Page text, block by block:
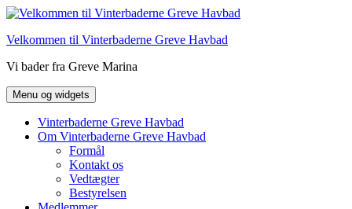
Hop
indhold
Velkommen til Vinterbaderne Greve Havbad
Vi bader fra Greve Marina
Menu og widgets
Vinterbaderne Greve Havbad
Om Vinterbaderne Greve Havbad
Formål
Kontakt os
Vedtægter
Bestyrelsen